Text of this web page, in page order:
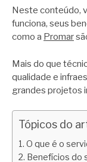
Neste conteúdo,
funciona, seus
como a Promar
Mais do que
qualidade e
grandes projetos
Tópicos do
O que é o
Benefícios do